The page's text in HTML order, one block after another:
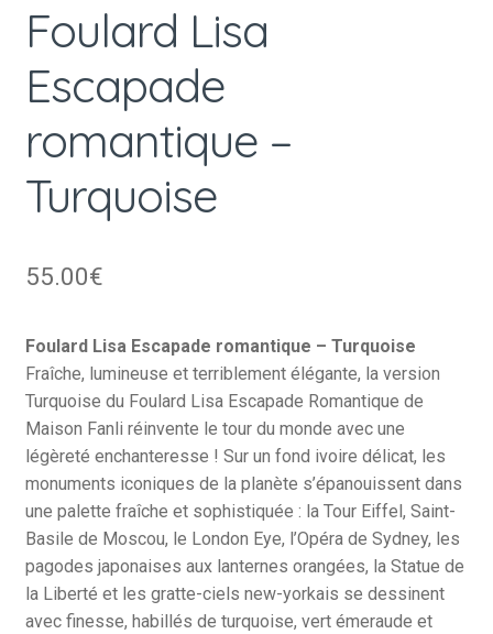
Foulard Lisa
Escapade
romantique –
Turquoise
55.00€
Foulard Lisa Escapade romantique – Turquoise
Fraîche, lumineuse et terriblement élégante, la version
Turquoise du Foulard Lisa Escapade Romantique de
Maison Fanli réinvente le tour du monde avec une
légèreté enchanteresse ! Sur un fond ivoire délicat, les
monuments iconiques de la planète s’épanouissent dans
une palette fraîche et sophistiquée : la Tour Eiffel, Saint-
Basile de Moscou, le London Eye, l’Opéra de Sydney, les
pagodes japonaises aux lanternes orangées, la Statue de
la Liberté et les gratte-ciels new-yorkais se dessinent
avec finesse, habillés de turquoise, vert émeraude et